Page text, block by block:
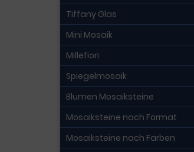
Tiffany Glas
Mini Mosaik
Millefiori
Spiegelmosaik
Blumen Mosaiksteine
Mosaiksteine nach Format
Mosaiksteine nach Farben